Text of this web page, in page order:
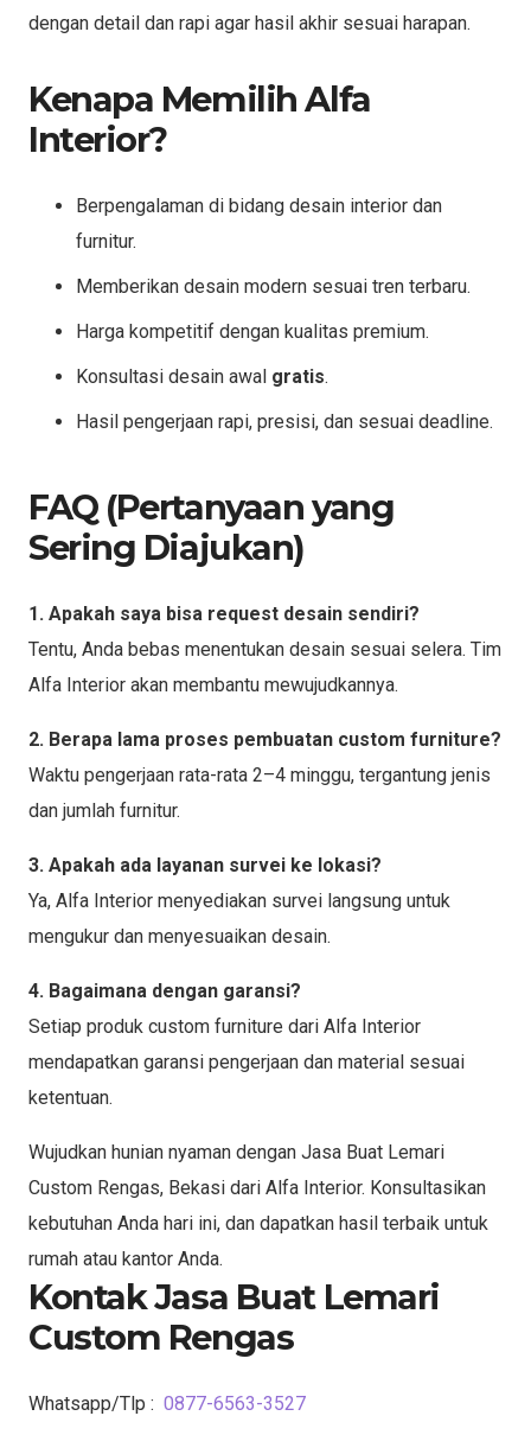
dengan detail dan rapi agar hasil akhir sesuai harapan.
Kenapa Memilih Alfa
Interior?
Berpengalaman di bidang desain interior dan
furnitur.
Memberikan desain modern sesuai tren terbaru.
Harga kompetitif dengan kualitas premium.
Konsultasi desain awal gratis.
Hasil pengerjaan rapi, presisi, dan sesuai deadline.
FAQ (Pertanyaan yang
Sering Diajukan)
1. Apakah saya bisa request desain sendiri?
Tentu, Anda bebas menentukan desain sesuai selera. Tim
Alfa Interior akan membantu mewujudkannya.
2. Berapa lama proses pembuatan custom furniture?
Waktu pengerjaan rata-rata 2–4 minggu, tergantung jenis
dan jumlah furnitur.
3. Apakah ada layanan survei ke lokasi?
Ya, Alfa Interior menyediakan survei langsung untuk
mengukur dan menyesuaikan desain.
4. Bagaimana dengan garansi?
Setiap produk custom furniture dari Alfa Interior
mendapatkan garansi pengerjaan dan material sesuai
ketentuan.
Wujudkan hunian nyaman dengan Jasa Buat Lemari
Custom Rengas, Bekasi dari Alfa Interior. Konsultasikan
kebutuhan Anda hari ini, dan dapatkan hasil terbaik untuk
rumah atau kantor Anda.
Kontak Jasa Buat Lemari
Custom Rengas
Whatsapp/Tlp : 0877-6563-3527